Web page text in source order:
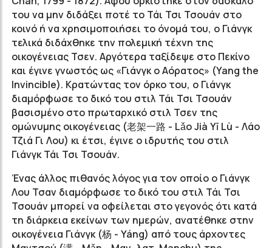
του να μην διδάξει ποτέ το Τάι Τσι Τσουάν στο
κοινό ή να χρησιμοποιήσει το όνομά του, ο Γιάνγκ
τελικά διδάχθηκε την πολεμική τέχνη της
οικογένειας Τσεν. Αργότερα ταξίδεψε στο Πεκίνο
και έγινε γνωστός ως «Γιάνγκ ο Αόρατος» (Yang the
Invincible). Κρατώντας τον όρκο του, ο Γιάνγκ
διαμόρφωσε το δικό του στιλ Τάι Τσι Τσουάν
βασισμένο στο πρωταρχικό στιλ Τσεν της
ομώνυμης οικογένειας (老架一路 - Lǎo Jià Υī Lù - Λάο
Τζιά Γι Λου) κι έτσι, έγινε ο ιδρυτής του στιλ
Γιάνγκ Τάι Τσι Τσουάν.
Ένας άλλος πιθανός λόγος για τον οποίο ο Γιάνγκ
Λου Τσαν διαμόρφωσε το δικό του στιλ Τάι Τσι
Τσουάν μπορεί να οφείλεται στο γεγονός ότι κατά
τη διάρκεια εκείνων των ημερών, ανατέθηκε στην
οικογένεια Γιάνγκ (杨 - Yáng) από τους άρχοντες